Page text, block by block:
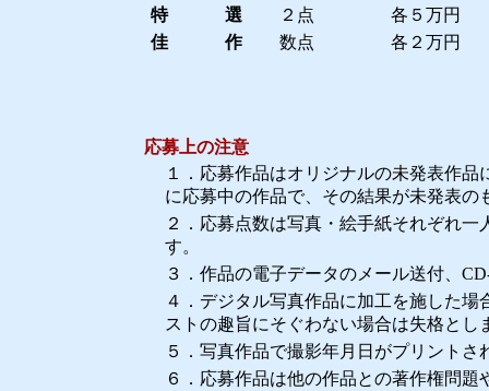
特 選
２点
各５万円
佳 作
数点 各２万円
応募上の注意
１．応募作品はオリジナルの未発表作
に応募中の作品で、その結果が未発表の
２．応募点数は写真・絵手紙それぞれ
す。
３．作品の電子データのメール送付、
４．デジタル写真作品に加工を施した
ストの趣旨にそぐわない場合は失格とし
５．写真作品で撮影年月日がプリント
６．応募作品は他の作品との著作権問